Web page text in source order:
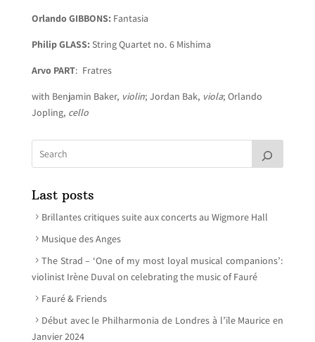
Orlando GIBBONS: Fantasia
Philip GLASS: String Quartet no. 6 Mishima
Arvo PART: Fratres
with Benjamin Baker, violin; Jordan Bak, viola; Orlando
Jopling, cello
Last posts
Brillantes critiques suite aux concerts au Wigmore Hall
Musique des Anges
The Strad – ‘One of my most loyal musical companions’:
violinist Irène Duval on celebrating the music of Fauré
Fauré & Friends
Début avec le Philharmonia de Londres à l’ïle Maurice en
Janvier 2024